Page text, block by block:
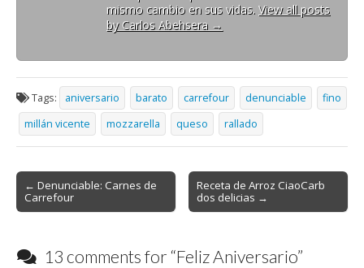
mismo cambio en sus vidas. View all posts
by Carlos Abehsera →
Tags: aniversario barato carrefour denunciable
fino
millán vicente
mozzarella queso rallado
Post
navigation
← Denunciable: Carnes de
Carrefour
Receta de Arroz CiaoCarb
dos delicias →
13 comments for “Feliz Aniversario”